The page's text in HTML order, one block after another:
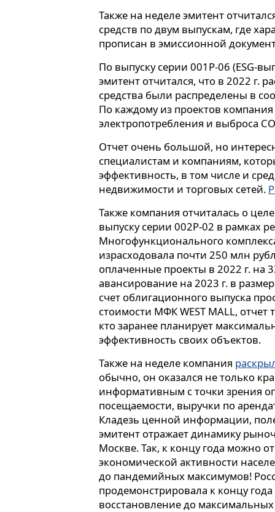
Также на неделе эмитент
средств по двум выпускам, где
прописан в эмиссионной
По выпуску серии 001Р-06 (ESG-
эмитент отчитался, что в 2022 г.
средства были распределены в
По каждому из проектов
электропотребления и выброса
Отчет очень большой, но
специалистам и компаниям,
эффективность, в том числе и
недвижимости и торговых сетей.
Также компания отчиталась о
выпуску серии 002Р-02 в рамках
Многофункционального
израсходовала почти 250 млн
оплаченные проекты в 2022 г. на
авансирование на 2023 г. в
счет облигационного выпуска
стоимости МФК WEST MALL,
кто заранее планирует
эффективность своих объектов.
Также на неделе компания
обычно, он оказался не только
информативным с точки зрения
посещаемости, выручки по
Кладезь ценной информации,
эмитент отражает динамику
Москве. Так, к концу года можно
экономической активности
до пандемийных максимумов!
продемонстрировала к концу
восстановление до